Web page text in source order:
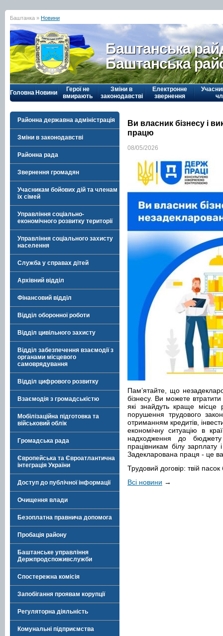
Баштанка » Новини
Баштанська
Баштанська
Головна Новини
Герої не
вмирають
Зміни в
законодавстві
Електронне
звернення
Районна державна адміністрація
Зміни в законодавстві
Районна рада
Звернення громадян
Учасникам бойових дій та членам
їх сімей
Управління соціально-
економічного розвитку території
Управління соціального захисту
населення
Служба у справах дітей
Архівний відділ
Фінансовий відділ
Відділ оборонної роботи
Відділ цивільного захисту
Відділ забезпечення взаємодії з
органами місцевого
самоврядування
Відділ цифрового розвитку
Взаємодія з громадськістю
Мобілізаційна підготовка та
військовий облік
Громадська рада
Європейська та Євроатлантична
інтеграція України
Доступ до публічної інформації
Очищення влади
Безоплатна правнича допомога
Пробація району
Баштанське управління
Держпродспоживслужби
Спостережна комісія
Запобігання проявам корупції
Регуляторна діяльність
Комунальні підприємства
Ви власник бізнесу і
працю
08/05/2026
Пам’ятайте, що
бізнесу. Ви можете втратити
які знайдуть краще
порушення трудового
отриманням кредитів,
економічну ситуацію в
надходження до
працівникам білу
Задекларована праця - це
Трудовий договір: твій пасок
Всі новини →